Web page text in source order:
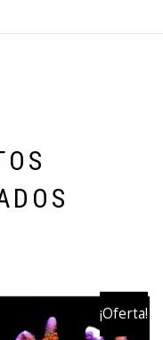
¡Oferta!